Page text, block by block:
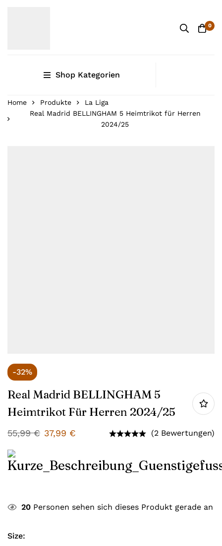
0
Shop Kategorien
Home Produkte
La Liga
Real Madrid BELLINGHAM 5 Heimtrikot für Herren
2024/25
-32%
Real Madrid BELLINGHAM 5
Heimtrikot Für Herren 2024/25
55,99€ 37,99 € (2 Bewertungen)
20 Personen sehen sich dieses Produkt gerade an
Size: